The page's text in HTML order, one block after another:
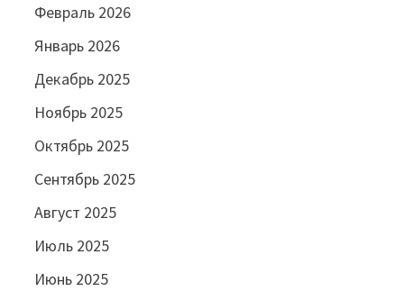
Февраль 2026
Январь 2026
Декабрь 2025
Ноябрь 2025
Октябрь 2025
Сентябрь 2025
Август 2025
Июль 2025
Июнь 2025